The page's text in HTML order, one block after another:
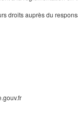
droits auprès du